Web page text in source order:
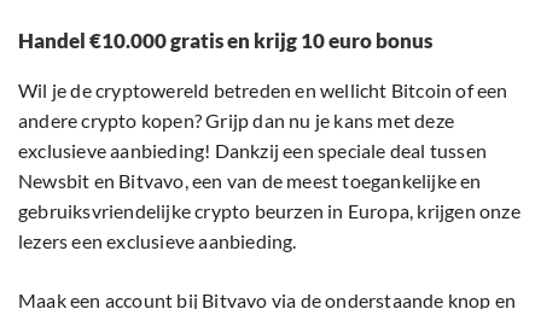
Handel €10.000 gratis en krijg 10 euro bonus
Wil je de cryptowereld betreden en wellicht Bitcoin of een
andere crypto kopen? Grijp dan nu je kans met deze
exclusieve aanbieding! Dankzij een speciale deal tussen
Newsbit en Bitvavo, een van de meest toegankelijke en
gebruiksvriendelijke crypto beurzen in Europa, krijgen onze
lezers een exclusieve aanbieding.
Maak een account bij Bitvavo via de onderstaande knop en